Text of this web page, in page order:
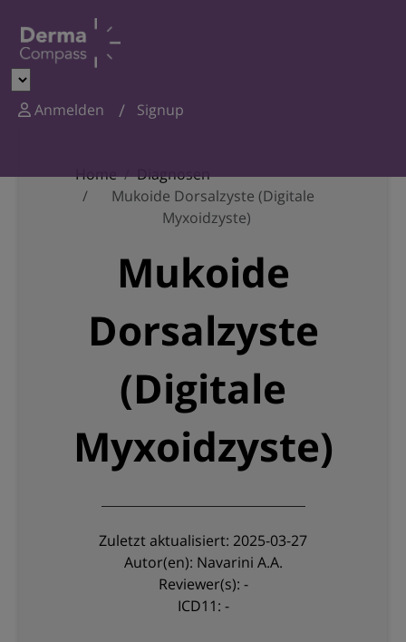
Anmelden Signup
Home
Diagnosen
Mukoide Dorsalzyste (Digitale
Myxoidzyste)
Mukoide
Dorsalzyste
(Digitale
Myxoidzyste)
Zuletzt aktualisiert: 2025-03-27
Autor(en): Navarini A.A.
Reviewer(s): -
ICD11: -